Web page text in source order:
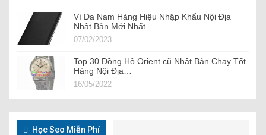
Ví Da Nam Hàng Hiệu Nhập Khẩu Nội Địa
Nhật Bản Mới Nhất…
07/02/2023
Top 30 Đồng Hồ Orient cũ Nhật Bản Chạy Tốt
Hàng Nội Địa…
16/05/2022
Học Seo Miễn Phí